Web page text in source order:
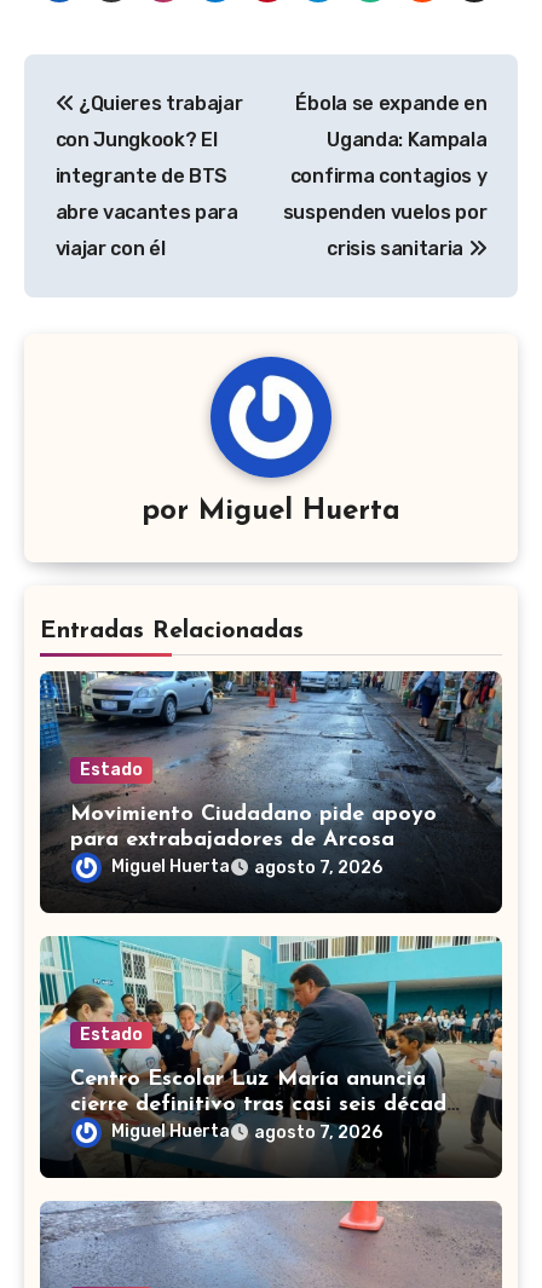
de
entradas
¿Quieres trabajar
con Jungkook? El
integrante de BTS
abre vacantes para
viajar con él
Ébola se expande en
Uganda: Kampala
confirma contagios y
suspenden vuelos por
crisis sanitaria
por Miguel Huerta
Entradas Relacionadas
Estado
Movimiento Ciudadano pide apoyo
para extrabajadores de Arcosa
acusados en Valle de Santiago
Miguel Huerta agosto 7, 2026
Estado
Centro Escolar Luz María anuncia
cierre definitivo tras casi seis décadas
en Celaya
Miguel Huerta agosto 7, 2026